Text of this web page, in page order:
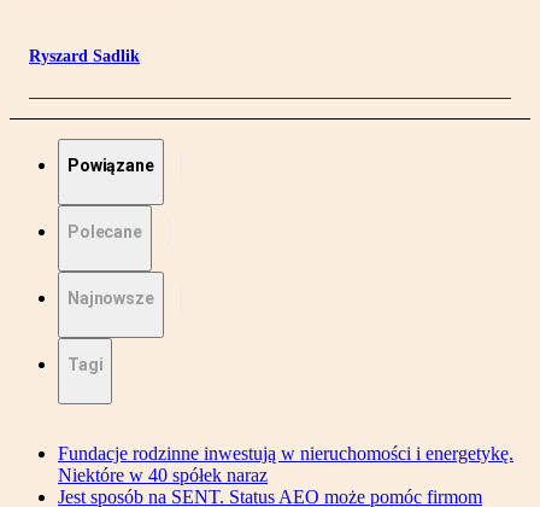
Ryszard Sadlik
Powiązane
Polecane
Najnowsze
Tagi
Fundacje rodzinne inwestują w nieruchomości i energetykę.
Niektóre w 40 spółek naraz
Jest sposób na SENT. Status AEO może pomóc firmom